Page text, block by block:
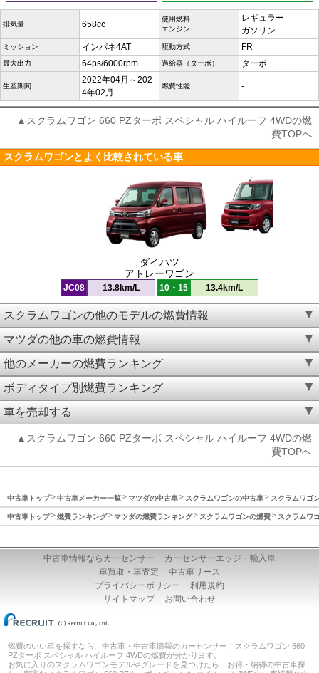
排気量 658cc
使用燃料
エンジン
レギュラー
ガソリン
ミッション インパネ4AT 駆動方式 FR
最大出力 64ps/6000rpm 過給器（ターボ） ターボ
生産期間
2022年04月～202
4年02月
燃費性能 -
▲スクラムワゴン 660 PZターボ スペシャル ハイルーフ 4WDの燃
費TOPへ
スクラムワゴンとよく比較されている車
ダイハツ
アトレーワゴン
JC08 13.8km/L 10・15 13.4km/L
スクラムワゴンの他のモデルの燃費情報
マツダの他の車の燃費情報
他のメーカーの燃費ランキング
ボディタイプ別燃費ランキング
車を売却する
▲スクラムワゴン 660 PZターボ スペシャル ハイルーフ 4WDの燃
費TOPへ
中古車トップ 中古車メーカー一覧 マツダの中古車 スクラムワゴンの中古車 スクラムワゴ
中古車トップ 燃費ランキング マツダの燃費ランキング スクラムワゴンの燃費 スクラムワ
中古車情報ならカーセンサー
カーセンサーエッジ・輸入車
車買取・車査定
中古車リース
プライバシーポリシー
利用規約
サイトマップ
お問い合わせ
燃費のいい車を探すなら、中古車・中古車情報のカーセンサー！スクラムワゴン 660
PZターボ スペシャル ハイルーフ 4WDの燃費が分かります。
お気に入りのスクラムワゴンモデルやグレードを見つけたら、お得・納得の中古車探